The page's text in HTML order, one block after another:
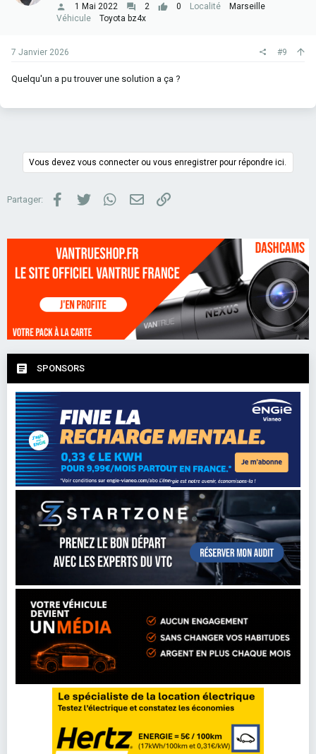
1 Mai 2022 2 0 Localité
Marseille
Véhicule
Toyota bz4x
7 Janvier 2026 #9
Quelqu'un a pu trouver une solution a ça ?
Vous devez vous connecter ou vous enregistrer pour répondre ici.
Partager: Facebook
Twitter WhatsApp
Email Lien
SPONSORS